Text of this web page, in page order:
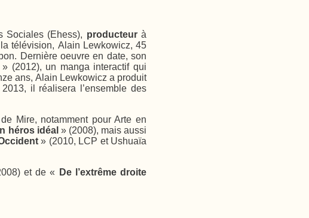
Sociales (Ehess), producteurà
télévision, Alain Lewkowicz, 45
Dernière oeuvre en date, son
» (2012), un manga interactif qui
ans, Alain Lewkowicz a produit
il réalisera l’ensemble des
Mire, notamment pour Arte en
héros idéal » (2008), mais aussi
» (2010, LCP et Ushuaïa
et de «
De l’extrême droite